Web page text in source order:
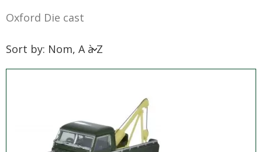
Oxford Die cast
Sort by: Nom, A à Z